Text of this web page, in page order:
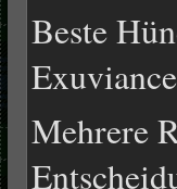
Beste
Mehrere